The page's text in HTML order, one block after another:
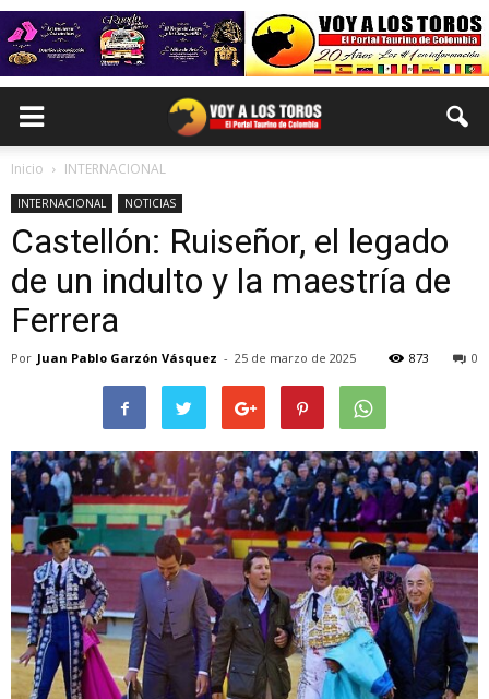
Inicio INTERNACIONAL
INTERNACIONAL NOTICIAS
Castellón: Ruiseñor, el legado
de un indulto y la maestría de
Ferrera
Por Juan Pablo Garzón Vásquez - 25 de marzo de 2025 0
873